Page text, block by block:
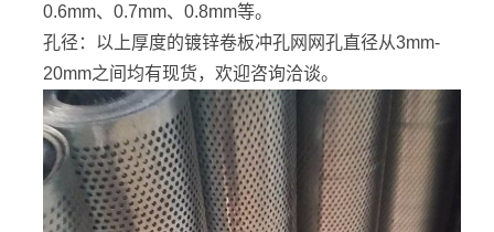
0.6mm、0.7mm、0.8mm等。
孔径：以上厚度的镀锌卷板冲孔网网孔直径从3mm-
20mm之间均有现货，欢迎咨询洽谈。